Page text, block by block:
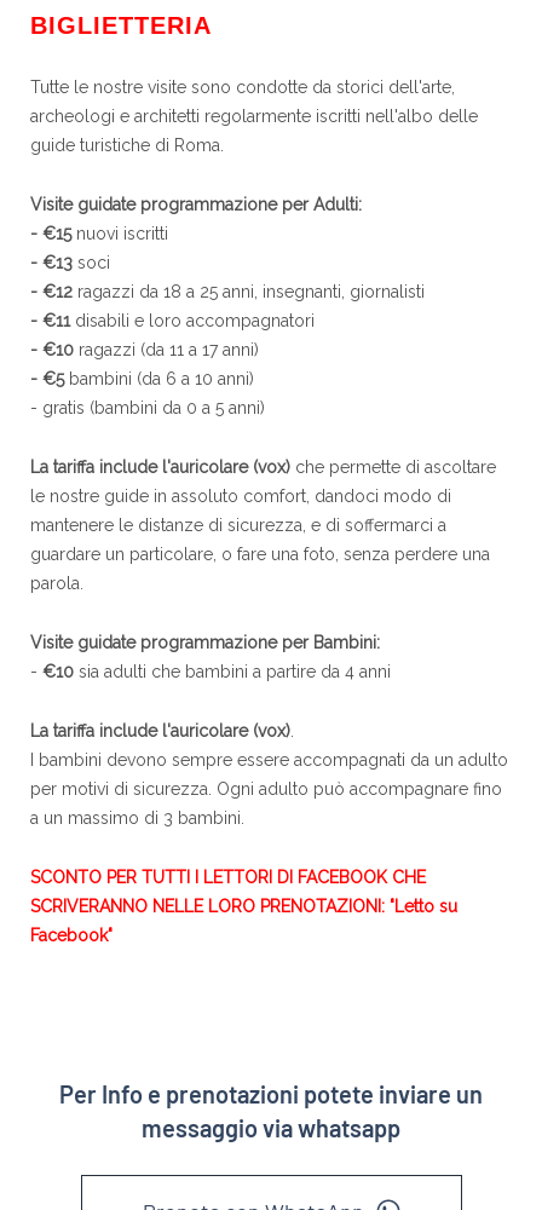
BIGLIETTERIA
Tutte le nostre visite sono condotte da storici dell'arte,
archeologi e architetti regolarmente iscritti nell'albo delle
guide turistiche di Roma.
Visite guidate programmazione per Adulti:
- €15nuovi iscritti
- €13 soci
- €12 ragazzi da 18 a 25 anni, insegnanti, giornalisti
- €11disabili e loro accompagnatori
- €10 ragazzi (da 11 a 17 anni)
- €5bambini (da 6 a 10 anni)
- gratis (bambini da 0 a 5 anni)
La tariffa include l'auricolare (vox) che permette di ascoltare
le nostre guide in assoluto comfort, dandoci modo di
mantenere le distanze di sicurezza, e di soffermarci a
guardare un particolare, o fare una foto, senza perdere una
parola.
Visite guidate programmazione per Bambini:
- €10 sia adulti che bambini a partire da 4 anni
La tariffa include l'auricolare (vox).
I bambini devono sempre essere accompagnati da un adulto
per motivi di sicurezza. Ogni adulto può accompagnare fino
a un massimo di 3 bambini.
SCONTO PER TUTTI I LETTORI DI FACEBOOK CHE
SCRIVERANNO NELLE LORO PRENOTAZIONI: "Letto su
Facebook"
Per Info e prenotazioni potete inviare un
messaggio via whatsapp